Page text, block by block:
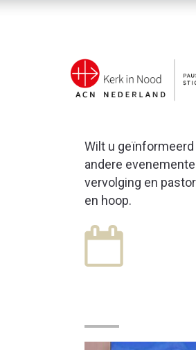
Wilt u geïnformeerd
andere
vervolging en
en hoop.